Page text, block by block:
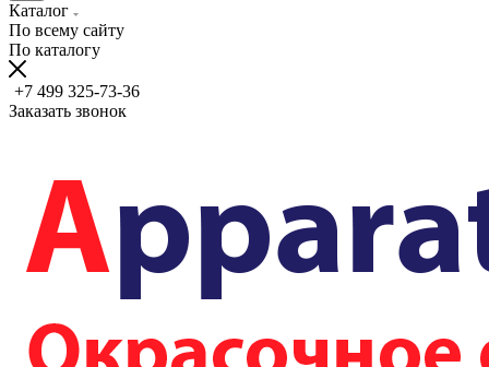
Каталог
По всему сайту
По каталогу
+7 499 325-73-36
Заказать звонок